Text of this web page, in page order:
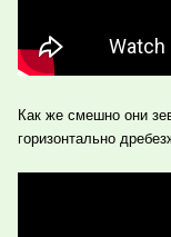
Как же смешно они
горизонтально